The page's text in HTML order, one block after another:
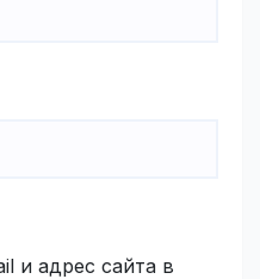
и адрес сайта в